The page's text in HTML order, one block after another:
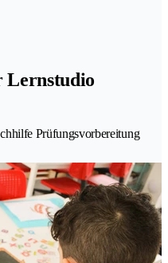
Lernstudio
Prüfungsvorbereitung